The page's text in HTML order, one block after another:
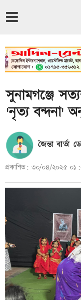
সুনামগঞ্জে
'নৃত্য বন্দনা'
জৈন্তা বার্তা
প্রকাশিত: ৩০/০৪/২০২৫